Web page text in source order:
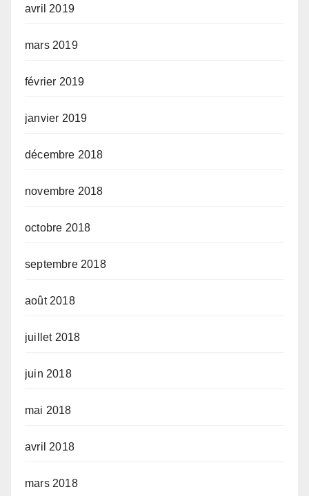
avril 2019
mars 2019
février 2019
janvier 2019
décembre 2018
novembre 2018
octobre 2018
septembre 2018
août 2018
juillet 2018
juin 2018
mai 2018
avril 2018
mars 2018